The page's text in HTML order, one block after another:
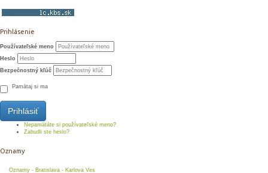
Prihlásenie
Používateľské meno
Heslo
Bezpečnostný kľúč
Pamätaj si ma
Prihlásiť
Nepamätáte si používateľské meno?
Zabudli ste heslo?
Oznamy
Oznamy - Bratislava - Karlova Ves